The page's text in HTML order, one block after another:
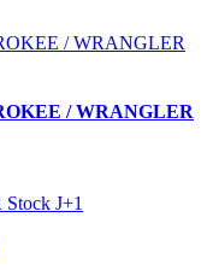
/ WRANGLER
Stock J+1